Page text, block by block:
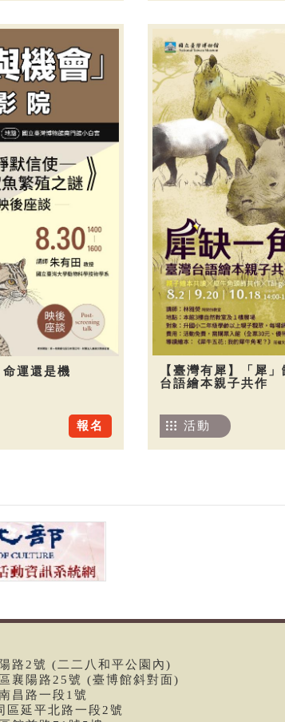
命運還是機
報名
【臺灣有犀】「犀
台語繪本親子共作
活動
路2號 (二二八和平公園內)
襄陽路25號 (臺博館斜對面)
昌路一段1號
延平北路一段2號